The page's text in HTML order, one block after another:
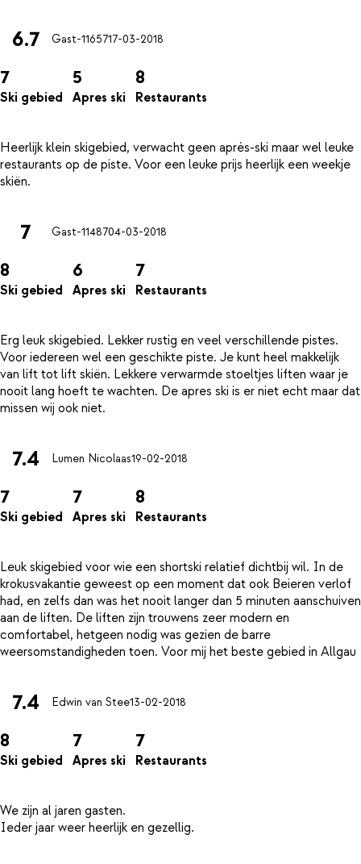
6.7 Gast-1165717-03-2018
7
Ski gebied
5
Apres ski
8
Restaurants
Heerlijk klein skigebied, verwacht geen après-ski maar wel leuke
restaurants op de piste. Voor een leuke prijs heerlijk een weekje
7 Gast-1148704-03-2018
8
Ski gebied
6
Apres ski
7
Restaurants
Erg leuk skigebied. Lekker rustig en veel verschillende pistes.
Voor iedereen wel een geschikte piste. Je kunt heel makkelijk
van lift tot lift skiën. Lekkere verwarmde stoeltjes liften waar je
nooit lang hoeft te wachten. De apres ski is er niet echt maar dat
7.4 Lumen Nicolaas19-02-2018
7
Ski gebied
7
Apres ski
8
Restaurants
Leuk skigebied voor wie een shortski relatief dichtbij wil. In de
krokusvakantie geweest op een moment dat ook Beieren verlof
had, en zelfs dan was het nooit langer dan 5 minuten aanschuiven
aan de liften. De liften zijn trouwens zeer modern en
comfortabel, hetgeen nodig was gezien de barre
7.4 Edwin van Stee13-02-2018
8
Ski gebied
7
Apres ski
7
Restaurants
We zijn al jaren gasten.